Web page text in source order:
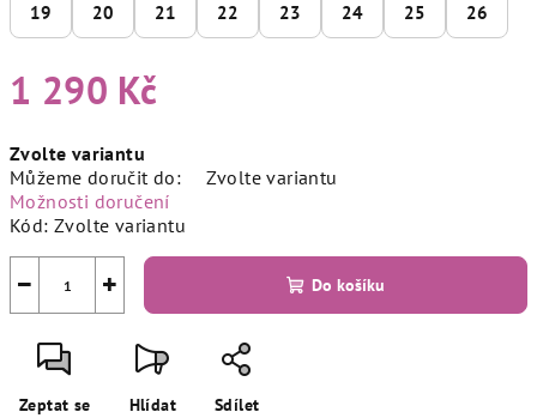
19 20 21 22 23 24 25 26
1 290 Kč
cena:
Zvolte variantu
Můžeme doručit do:
Zvolte variantu
Možnosti doručení
Kód: Zvolte variantu
+
− Do košíku
Zeptat se Hlídat Sdílet